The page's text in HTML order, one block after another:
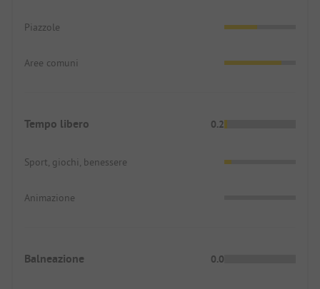
Piazzole
Aree comuni
Tempo libero 0.2
Sport, giochi, benessere
Animazione
Balneazione 0.0